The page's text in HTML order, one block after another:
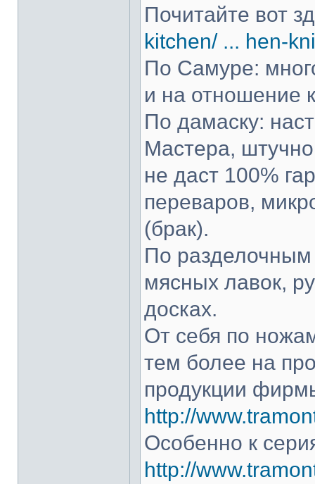
Почитайте вот
kitchen/ ... hen-
По Самуре:
и на отношение
По дамаску:
Мастера,
не даст 100%
переваров,
(брак).
По разделочным
мясных лавок,
досках.
От себя по
тем более на
продукции
http://
Особенно к
http://